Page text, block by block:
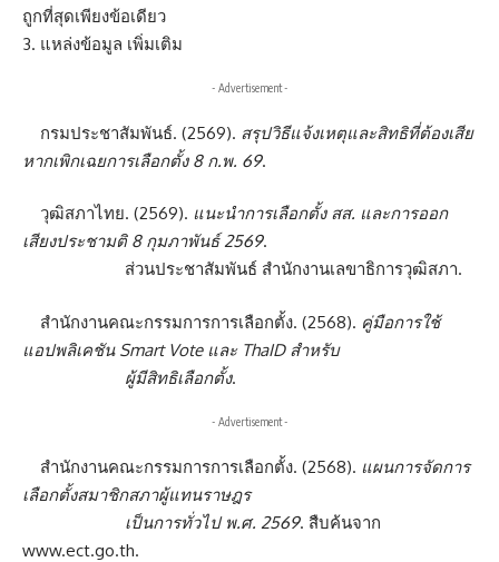
ถูกที่สุดเพียงข้อเดียว
3. แหล่งข้อมูล เพิ่มเติม
- Advertisement -
กรมประชาสัมพันธ์. (2569). สรุปวิธีแจ้งเหตุและสิทธิที่ต้องเสีย
หากเพิกเฉยการเลือกตั้ง 8 ก.พ. 69.
วุฒิสภาไทย. (2569). แนะนำการเลือกตั้ง สส. และการออก
เสียงประชามติ 8 กุมภาพันธ์ 2569.
ส่วนประชาสัมพันธ์ สำนักงานเลขาธิการวุฒิสภา.
สำนักงานคณะกรรมการการเลือกตั้ง. (2568). คู่มือการใช้
แอปพลิเคชัน Smart Voteและ ThaIDสำหรับ
ผู้มีสิทธิเลือกตั้ง.
- Advertisement -
สำนักงานคณะกรรมการการเลือกตั้ง. (2568). แผนการจัดการ
เลือกตั้งสมาชิกสภาผู้แทนราษฎร
เป็นการทั่วไป พ.ศ. 2569. สืบค้นจาก
www.ect.go.th.